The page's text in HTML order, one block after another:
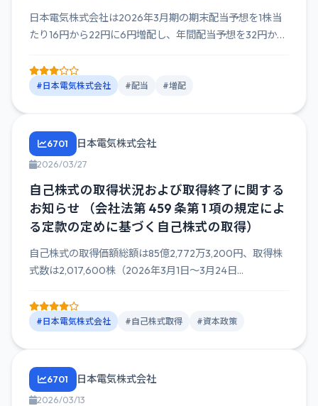
日本電気株式会社は2026年3月期の期末配当予想を1株当
たり16円から22円に6円増配し、年間配当予想を32円から
#日本電気株式会社 #配当 #増配
6701 日本電気株式会社
2026/03/27
自己株式の取得状況および取得終了に関する
お知らせ （会社法第 459 条第 1 項の規定によ
る定款の定めに基づく自己株式の取得）
自己株式の取得価額総額は85億2,772万3,200円、取得株
式数は2,017,600株（2026年3月1日～3月24日...
#日本電気株式会社 #自己株式取得 #資本政策
6701 日本電気株式会社
2026/03/13